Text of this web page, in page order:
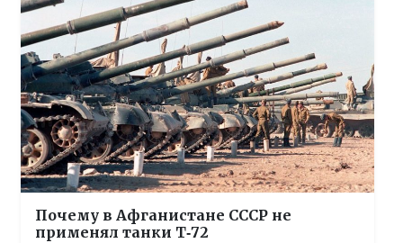
Почему в Афганистане СССР не
применял танки Т‑72